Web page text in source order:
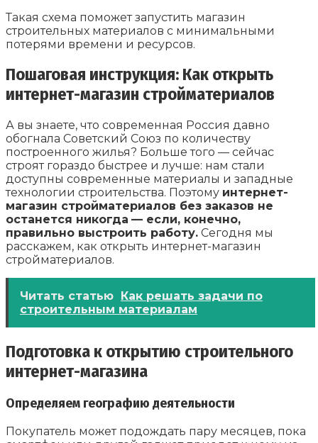
Такая схема поможет запустить магазин
строительных материалов с минимальными
потерями времени и ресурсов.
Пошаговая инструкция: Как открыть
интернет-магазин стройматериалов
А вы знаете, что современная Россия давно
обогнала Советский Союз по количеству
построенного жилья? Больше того — сейчас
строят гораздо быстрее и лучше: нам стали
доступны современные материалы и западные
технологии строительства. Поэтому интернет-
магазин стройматериалов без заказов не
останется никогда — если, конечно,
правильно выстроить работу. Сегодня мы
расскажем, как открыть интернет-магазин
стройматериалов.
Читать статью
Как решать задачи по
строительным материалам
Подготовка к открытию строительного
интернет-магазина
Определяем географию деятельности
Покупатель может подождать пару месяцев, пока